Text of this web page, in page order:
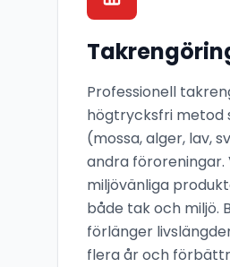
Professionell
högtrycksfri metod
(mossa, alger, lav,
andra föroreningar.
miljövänliga
både tak och miljö.
förlänger
flera år och